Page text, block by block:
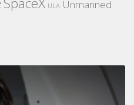
ULA Unmanned